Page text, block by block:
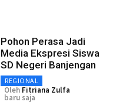
Pohon Perasa Jadi
Media Ekspresi Siswa
SD Negeri Banjengan
REGIONAL
Oleh Fitriana Zulfa
baru saja